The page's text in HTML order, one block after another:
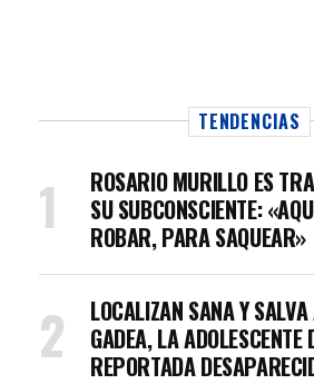
TENDENCIAS
ROSARIO MURILLO ES
SU SUBCONSCIENTE:
ROBAR, PARA SAQUEAR»
LOCALIZAN SANA Y
GADEA, LA ADOLESCENTE
REPORTADA